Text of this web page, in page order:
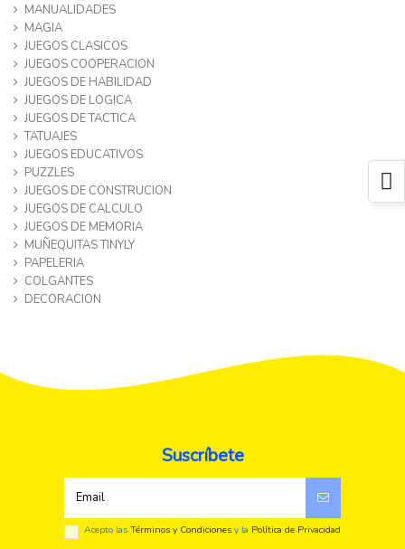
MANUALIDADES
MAGIA
JUEGOS CLASICOS
JUEGOS COOPERACION
JUEGOS DE HABILIDAD
JUEGOS DE LOGICA
JUEGOS DE TACTICA
TATUAJES
JUEGOS EDUCATIVOS
PUZZLES
JUEGOS DE CONSTRUCION
JUEGOS DE CALCULO
JUEGOS DE MEMORIA
MUÑEQUITAS TINYLY
PAPELERIA
COLGANTES
DECORACION
Suscríbete
Acepto lasTérminos y Condiciones y la Política de Privacidad